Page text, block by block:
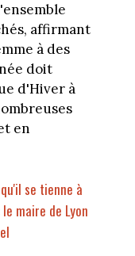
affirmant
à des
doit
d'Hiver à
en
se tienne à
maire de Lyon